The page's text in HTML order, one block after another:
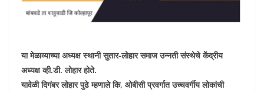
या मेळाव्याच्या अध्यक्ष स्थानी सुतार-लोहार समाज उन्नती संस्थेचे केंद्रीय
अध्यक्ष व्ही.डी. लोहार होते.
यावेळी दिगंबर लोहार पुढे म्हणाले कि, ओबीसी प्रवर्गात उच्चवर्गीय लोकांची